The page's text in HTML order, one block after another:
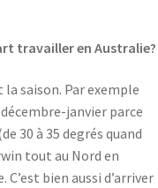
travailler en Australie?
saison. Par exemple
janvier parce
30 à 35 degrés quand
tout au Nord en
bien aussi d’arriver